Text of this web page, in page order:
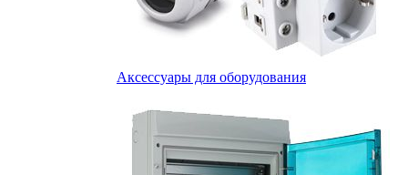
Аксессуары для оборудования